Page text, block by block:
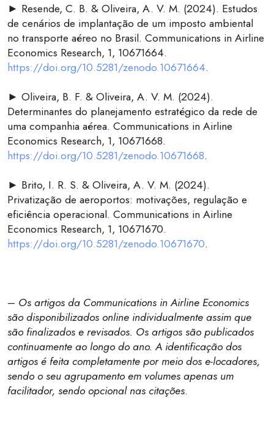
► Resende, C. B. & Oliveira, A. V. M. (2024). Estudos
de cenários de implantação de um imposto ambiental
no transporte aéreo no Brasil. Communications in Airline
Economics Research, 1, 10671664.
https://doi.org/10.5281/zenodo.10671664.
► Oliveira, B. F. & Oliveira, A. V. M. (2024).
Determinantes do planejamento estratégico da rede de
uma companhia aérea. Communications in Airline
Economics Research, 1, 10671668.
https://doi.org/10.5281/zenodo.10671668.
► Brito, I. R. S. & Oliveira, A. V. M. (2024).
Privatização de aeroportos: motivações, regulação e
eficiência operacional. Communications in Airline
Economics Research, 1, 10671670.
https://doi.org/10.5281/zenodo.10671670.
– Os artigos da Communications in Airline Economics
são disponibilizados online individualmente assim que
são finalizados e revisados. Os artigos são publicados
continuamente ao longo do ano. A identificação dos
artigos é feita completamente por meio dos e-locadores,
sendo o seu agrupamento em volumes apenas um
facilitador, sendo opcional nas citações.